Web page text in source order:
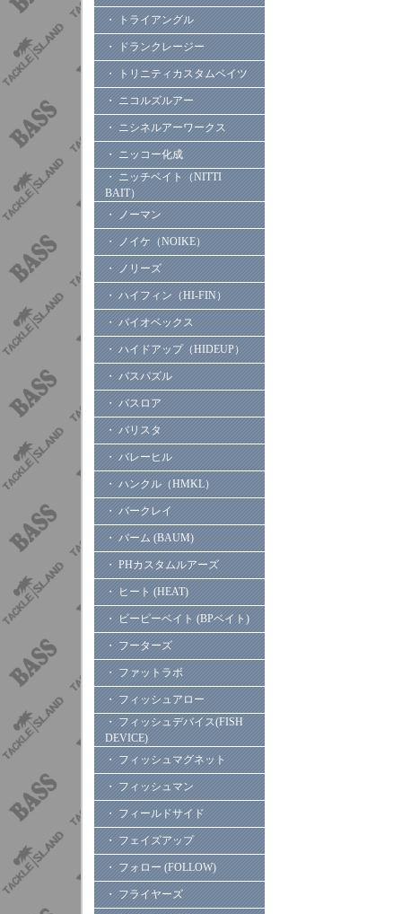
・ トライアングル
・ ドランクレージー
・ トリニティカスタムベイツ
・ ニコルズルアー
・ ニシネルアーワークス
・ ニッコー化成
・ ニッチベイト（NITTI
BAIT）
・ ノーマン
・ ノイケ（NOIKE）
・ ノリーズ
・ ハイフィン（HI-FIN）
・ バイオベックス
・ ハイドアップ（HIDEUP）
・ バスパズル
・ バスロア
・ バリスタ
・ バレーヒル
・ ハンクル（HMKL）
・ バークレイ
・ バーム (BAUM)
・ PHカスタムルアーズ
・ ヒート (HEAT)
・ ビーピーベイト (BPベイト)
・ フーターズ
・ ファットラボ
・ フィッシュアロー
・ フィッシュデバイス(FISH
DEVICE)
・ フィッシュマグネット
・ フィッシュマン
・ フィールドサイド
・ フェイズアップ
・ フォロー (FOLLOW)
・ フライヤーズ